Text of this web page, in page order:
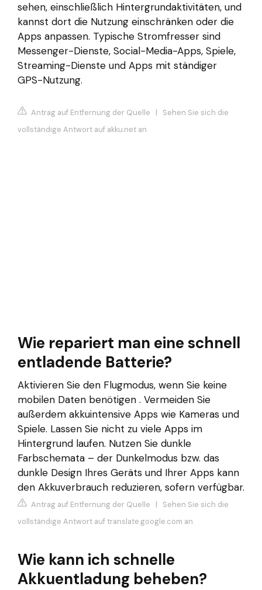
sehen, einschließlich Hintergrundaktivitäten, und
kannst dort die Nutzung einschränken oder die
Apps anpassen. Typische Stromfresser sind
Messenger-Dienste, Social-Media-Apps, Spiele,
Streaming-Dienste und Apps mit ständiger
GPS-Nutzung.
Antrag auf Entfernung der Quelle | Sehen Sie sich die
vollständige Antwort auf akku.net an
Wie repariert man eine schnell
entladende Batterie?
Aktivieren Sie den Flugmodus, wenn Sie keine
mobilen Daten benötigen . Vermeiden Sie
außerdem akkuintensive Apps wie Kameras und
Spiele. Lassen Sie nicht zu viele Apps im
Hintergrund laufen. Nutzen Sie dunkle
Farbschemata – der Dunkelmodus bzw. das
dunkle Design Ihres Geräts und Ihrer Apps kann
den Akkuverbrauch reduzieren, sofern verfügbar.
Antrag auf Entfernung der Quelle | Sehen Sie sich die
vollständige Antwort auf translate.google.com an
Wie kann ich schnelle
Akkuentladung beheben?